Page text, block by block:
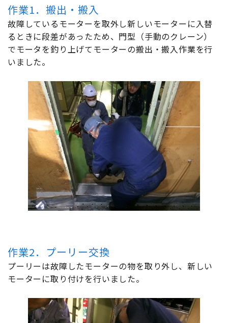
作業1．搬出・搬入
故障しているモーターを取外し新しいモーターに入替
るときに段差があったため、門型（手動のクレーン）
でモータを釣り上げてモーターの搬出・搬入作業を行
いました。
作業2．プーリー交換
プーリーは故障したモーターの物を取り外し、新しい
モーターに取り付けを行いました。